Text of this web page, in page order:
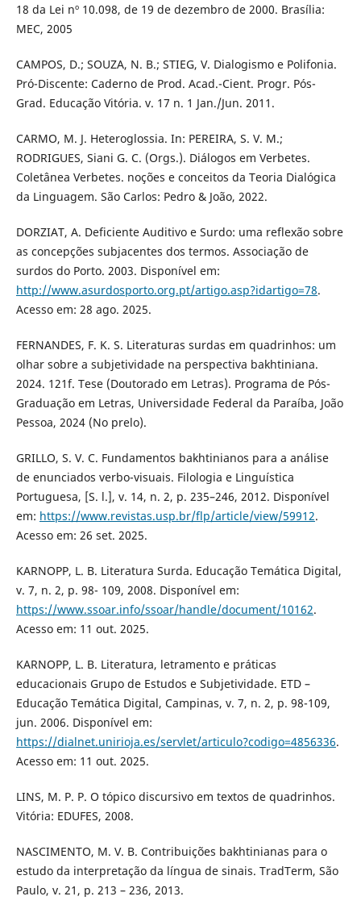
18 da Lei nº 10.098, de 19 de dezembro de 2000. Brasília:
MEC, 2005
CAMPOS, D.; SOUZA, N. B.; STIEG, V. Dialogismo e Polifonia.
Pró-Discente: Caderno de Prod. Acad.-Cient. Progr. Pós-
Grad. Educação Vitória. v. 17 n. 1 Jan./Jun. 2011.
CARMO, M. J. Heteroglossia. In: PEREIRA, S. V. M.;
RODRIGUES, Siani G. C. (Orgs.). Diálogos em Verbetes.
Coletânea Verbetes. noções e conceitos da Teoria Dialógica
da Linguagem. São Carlos: Pedro & João, 2022.
DORZIAT, A. Deficiente Auditivo e Surdo: uma reflexão sobre
as concepções subjacentes dos termos. Associação de
surdos do Porto. 2003. Disponível em:
http://www.asurdosporto.org.pt/artigo.asp?idartigo=78.
Acesso em: 28 ago. 2025.
FERNANDES, F. K. S. Literaturas surdas em quadrinhos: um
olhar sobre a subjetividade na perspectiva bakhtiniana.
2024. 121f. Tese (Doutorado em Letras). Programa de Pós-
Graduação em Letras, Universidade Federal da Paraíba, João
Pessoa, 2024 (No prelo).
GRILLO, S. V. C. Fundamentos bakhtinianos para a análise
de enunciados verbo-visuais. Filologia e Linguística
Portuguesa, [S. l.], v. 14, n. 2, p. 235–246, 2012. Disponível
em: https://www.revistas.usp.br/flp/article/view/59912.
Acesso em: 26 set. 2025.
KARNOPP, L. B. Literatura Surda. Educação Temática Digital,
v. 7, n. 2, p. 98- 109, 2008. Disponível em:
https://www.ssoar.info/ssoar/handle/document/10162.
Acesso em: 11 out. 2025.
KARNOPP, L. B. Literatura, letramento e práticas
educacionais Grupo de Estudos e Subjetividade. ETD –
Educação Temática Digital, Campinas, v. 7, n. 2, p. 98-109,
jun. 2006. Disponível em:
https://dialnet.unirioja.es/servlet/articulo?codigo=4856336.
Acesso em: 11 out. 2025.
LINS, M. P. P. O tópico discursivo em textos de quadrinhos.
Vitória: EDUFES, 2008.
NASCIMENTO, M. V. B. Contribuições bakhtinianas para o
estudo da interpretação da língua de sinais. TradTerm, São
Paulo, v. 21, p. 213 – 236, 2013.